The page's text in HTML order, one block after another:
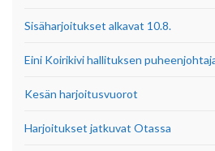
Sisäharjoitukset alkavat 10.8.
Eini Koirikivi hallituksen
Kesän harjoitusvuorot
Harjoitukset jatkuvat Otassa